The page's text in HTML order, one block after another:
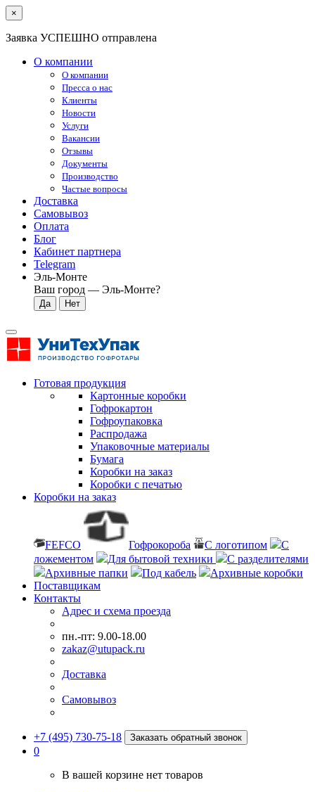
×
Заявка УСПЕШНО отправлена
О компании
О компании
Пресса о нас
Клиенты
Новости
Услуги
Вакансии
Отзывы
Документы
Производство
Частые вопросы
Доставка
Самовывоз
Оплата
Блог
Кабинет партнера
Telegram
Эль-Монте
Ваш город — Эль-Монте?
Готовая продукция
Картонные коробки
Гофрокартон
Гофроупаковка
Распродажа
Упаковочные материалы
Бумага
Коробки на заказ
Коробки с печатью
Коробки на заказ
FEFCO Гофрокороба С логотипом
С
ложементом
Для бытовой техники
С разделителями
Архивные папки
Под кабель
Архивные коробки
Поставщикам
Контакты
Адрес и схема проезда
пн.-пт: 9.00-18.00
zakaz@utupack.ru
Доставка
Самовывоз
+7 (495) 730-75-18 Заказать обратный звонок
0
В вашей корзине нет товаров